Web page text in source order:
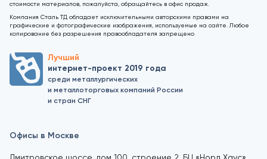
стоимости материалов, пожалуйста, обращайтесь в офис продаж.
Компания Сталь ТД обладает исключительными авторскими правами на
графические и фотографические изображения, используемые на сайте. Любое
копирование без разрешения правообладателя запрещено
Лучший
интернет-проект 2019 года
среди металлургических
и металлоторговых компаний России
и стран СНГ
Офисы в Москве